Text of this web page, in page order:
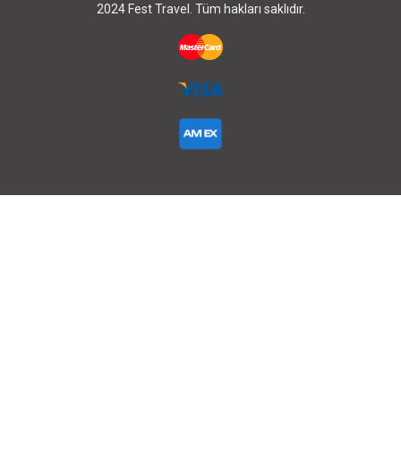
2024 Fest Travel. Tüm hakları saklıdır.